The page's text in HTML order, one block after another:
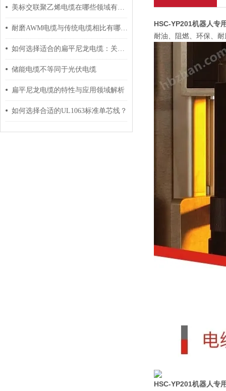
美标交联聚乙烯电缆在哪些领域有广泛应用？
耐磨AWM电缆与传统电缆相比有哪些优势？
如何选择适合的扁平尼龙电缆：关键因素与建议
储能电缆不等同于光伏电缆
扁平尼龙电缆的特性与应用领域解析
如何选择合适的UL1063标准单芯线？
HSC-YP201机器人专
耐油、阻燃、环保、
HSC-YP201机器人专